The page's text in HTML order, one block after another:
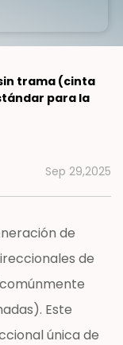
trama (cinta
para la
Sep 29,2025
de
de
Este
única de